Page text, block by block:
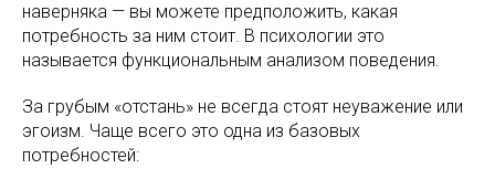
наверняка — вы можете предположить, какая
потребность за ним стоит. В психологии это
называется функциональным анализом поведения.
За грубым «отстань» не всегда стоят неуважение или
эгоизм. Чаще всего это одна из базовых
потребностей: